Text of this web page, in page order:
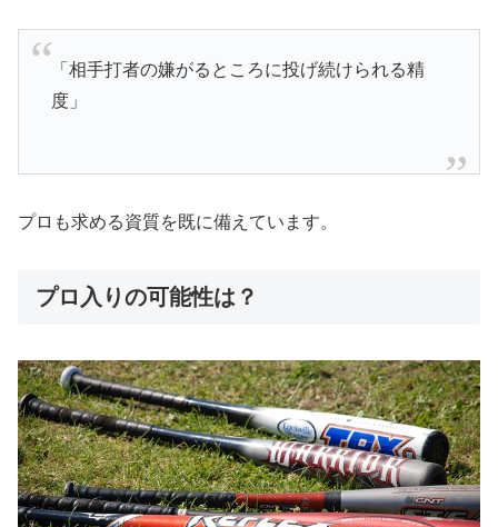
「相手打者の嫌がるところに投げ続けられる精
度」
プロも求める資質を既に備えています。
プロ入りの可能性は？